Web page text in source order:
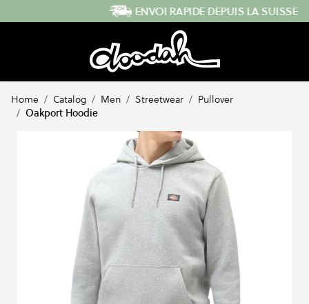
ENVOI RAPIDE DEPUIS LA SUISSE
Home / Catalog / Men / Streetwear / Pullover
/ Oakport Hoodie